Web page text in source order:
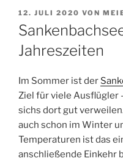
VERÖFFENTLICHT
AM
12. JULI 2020 VON
Jahreszeiten
Im Sommer ist der
Ziel für viele Ausflügler
sichs dort gut
auch schon im Winter
Temperaturen ist das
anschließende Einkehr